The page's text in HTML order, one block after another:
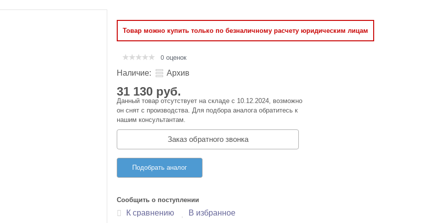
Товар можно купить только по безналичному расчету юридическим лицам
0 оценок
Наличие: Архив
31 130 руб.
Данный товар отсутствует на складе с 10.12.2024, возможно
он снят с производства. Для подбора аналога обратитесь к
нашим консультантам.
Заказ обратного звонка
Подобрать аналог
Сообщить о поступлении
К сравнению В избранное
память